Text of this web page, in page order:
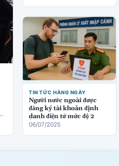
TIN TỨC HÀNG NGÀY
Người nước ngoài được
đăng ký tài khoản định
danh điện tử mức độ 2
06/07/2025